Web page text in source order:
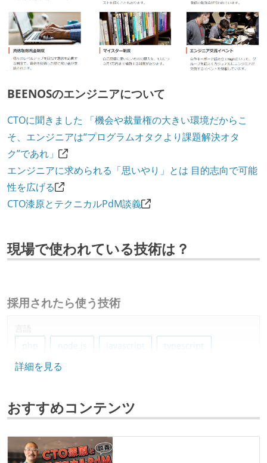
BEENOSのエンジニアについて
CTOに聞きました 「機会や裁量権の大きい環境だからこ
そ、エンジニアは“プログラムオタクより課題解決オタ
ク”であれ」
エンジニアに求められる「思いやり」とは 目的志向で可能
性を広げる
CTO漆原とテクニカルPdM談義
現場で使われている技術は？
採用されたら使う技術
言語
php
node.js javascript typescript
フレームワーク
symfony
codeigniter
プロジェクト管理
backlog
github
詳細を見る
おすすめコンテンツ